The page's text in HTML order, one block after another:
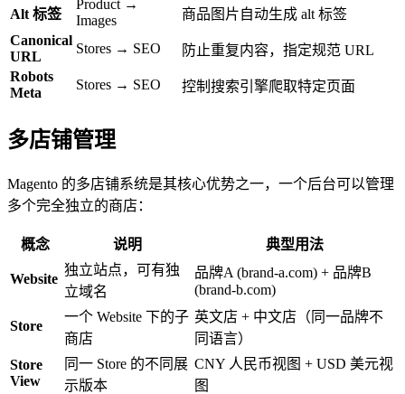
Alt 标签
Product →
Images
商品图片自动生成 alt 标签
Canonical
URL
Stores → SEO
防止重复内容，指定规范 URL
Robots
Meta
Stores → SEO 控制搜索引擎爬取特定页面
多店铺管理
Magento 的多店铺系统是其核心优势之一，一个后台可以管理
多个完全独立的商店：
概念 说明 典型用法
Website
独立站点，可有独
立域名
品牌A (brand-a.com) + 品牌B
(brand-b.com)
Store
一个 Website 下的子
商店
英文店 + 中文店（同一品牌不
同语言）
Store
View
同一 Store 的不同展
示版本
CNY 人民币视图 + USD 美元视
图